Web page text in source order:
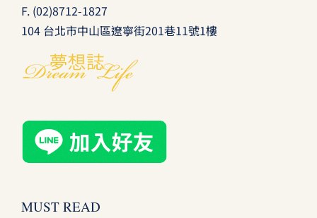
F. (02)8712-1827
104 台北市中山區遼寧街201巷11號1樓
MUST READ